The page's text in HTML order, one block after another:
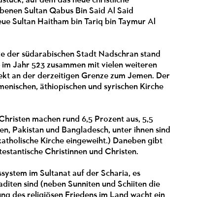
Sultan Qabus Bin Said Al Said
Sultan Haitham bin Tariq bin Taymur Al
der südarabischen Stadt Nadschran stand
Jahr 523 zusammen mit vielen weiteren
an der derzeitigen Grenze zum Jemen. Der
äthiopischen und syrischen Kirche
machen rund 6,5 Prozent aus, 5,5
Pakistan und Bangladesch, unter ihnen sind
Kirche eingeweiht.) Daneben gibt
Christinnen und Christen.
im Sultanat auf der Scharia, es
sind (neben Sunniten und Schiiten die